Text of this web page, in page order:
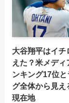
大谷翔平はイチ
えた？米メディ
ンキング17位
グ全体から見え
現在地